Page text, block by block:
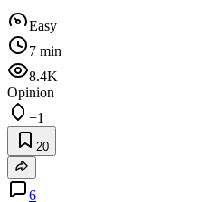
Easy
7 min
8.4K
Opinion
+1
20
6